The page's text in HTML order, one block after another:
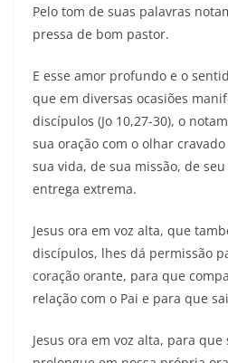
Pelo tom de suas palavras
pressa de bom pastor.
E esse amor profundo e o
que em diversas ocasiões
discípulos (Jo 10,27-30), o
sua oração com o olhar
sua vida, de sua missão, de
entrega extrema.
Jesus ora em voz alta, que
discípulos, lhes dá permissão
coração orante, para que
relação com o Pai e para que
Jesus ora em voz alta, para que